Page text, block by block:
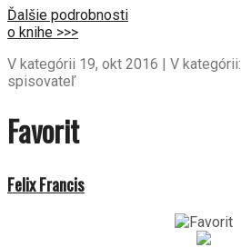
Ďalšie podrobnosti
o knihe >>>
V kategórii 19, okt 2016 | V kategórii:
spisovateľ
Favorit
Felix Francis